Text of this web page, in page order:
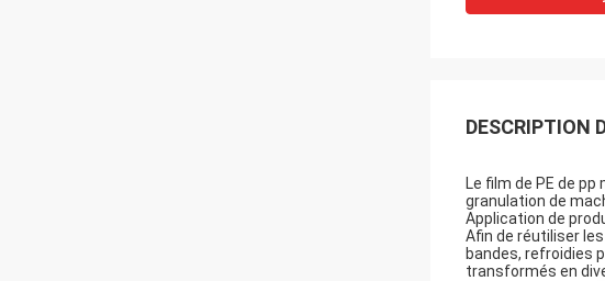
DESCRIPTION
Le film de PE de
granulation de
Application de
Afin de réutiliser
bandes, refroidies
transformés en